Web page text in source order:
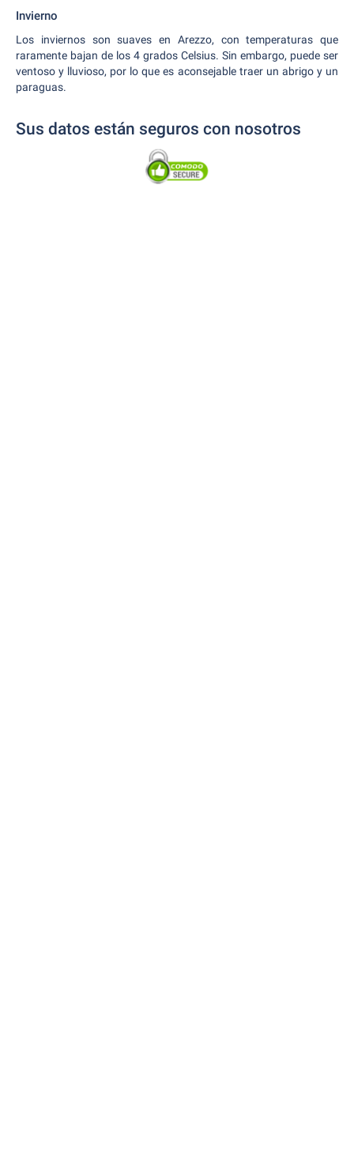
Invierno
Los inviernos son suaves en Arezzo, con temperaturas que
raramente bajan de los 4 grados Celsius. Sin embargo, puede ser
ventoso y lluvioso, por lo que es aconsejable traer un abrigo y un
paraguas.
Sus datos están seguros con nosotros